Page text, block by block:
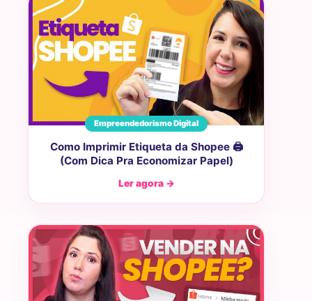
Empreendedorismo Digital
Como Imprimir Etiqueta da Shopee 🖨️
(Com Dica Pra Economizar Papel)
Ler agora →